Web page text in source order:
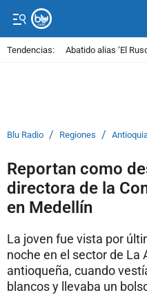
Tendencias: Abatido alias ‘El
Blu Radio / Regiones /
Reportan como
directora de la
en Medellín
La joven fue vista por
noche en el sector de La
antioqueña, cuando
blancos y llevaba un